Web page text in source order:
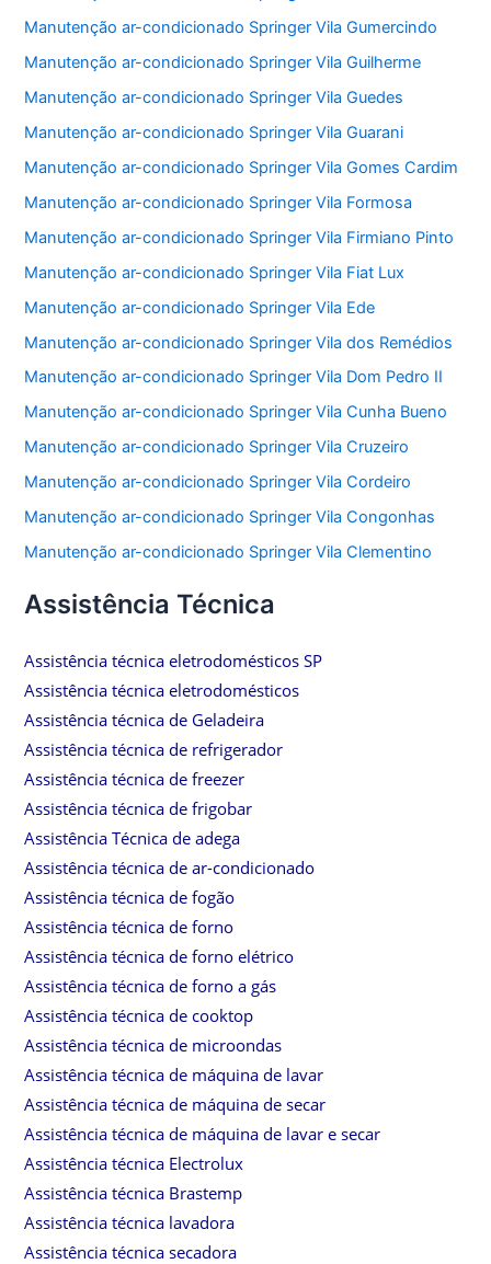
Manutenção ar-condicionado Springer Vila Gumercindo
Manutenção ar-condicionado Springer Vila Guilherme
Manutenção ar-condicionado Springer Vila Guedes
Manutenção ar-condicionado Springer Vila Guarani
Manutenção ar-condicionado Springer Vila Gomes Cardim
Manutenção ar-condicionado Springer Vila Formosa
Manutenção ar-condicionado Springer Vila Firmiano Pinto
Manutenção ar-condicionado Springer Vila Fiat Lux
Manutenção ar-condicionado Springer Vila Ede
Manutenção ar-condicionado Springer Vila dos Remédios
Manutenção ar-condicionado Springer Vila Dom Pedro II
Manutenção ar-condicionado Springer Vila Cunha Bueno
Manutenção ar-condicionado Springer Vila Cruzeiro
Manutenção ar-condicionado Springer Vila Cordeiro
Manutenção ar-condicionado Springer Vila Congonhas
Manutenção ar-condicionado Springer Vila Clementino
Assistência Técnica
Assistência técnica eletrodomésticos SP
Assistência técnica eletrodomésticos
Assistência técnica de Geladeira
Assistência técnica de refrigerador
Assistência técnica de freezer
Assistência técnica de frigobar
Assistência Técnica de adega
Assistência técnica de ar-condicionado
Assistência técnica de fogão
Assistência técnica de forno
Assistência técnica de forno elétrico
Assistência técnica de forno a gás
Assistência técnica de cooktop
Assistência técnica de microondas
Assistência técnica de máquina de lavar
Assistência técnica de máquina de secar
Assistência técnica de máquina de lavar e secar
Assistência técnica Electrolux
Assistência técnica Brastemp
Assistência técnica lavadora
Assistência técnica secadora